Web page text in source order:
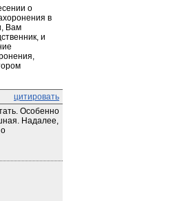
о
в
Вам
и
цитировать
Особенно
Надалее,